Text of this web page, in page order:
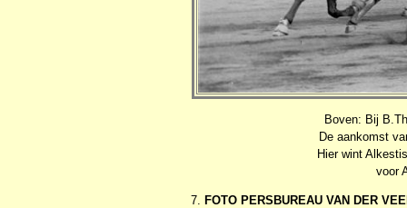
Boven: Bij
De aankomst
Hier wint
voor
7. FOTO PERSBUREAU VAN DER